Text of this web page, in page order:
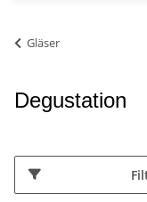
Gläser
Degustation